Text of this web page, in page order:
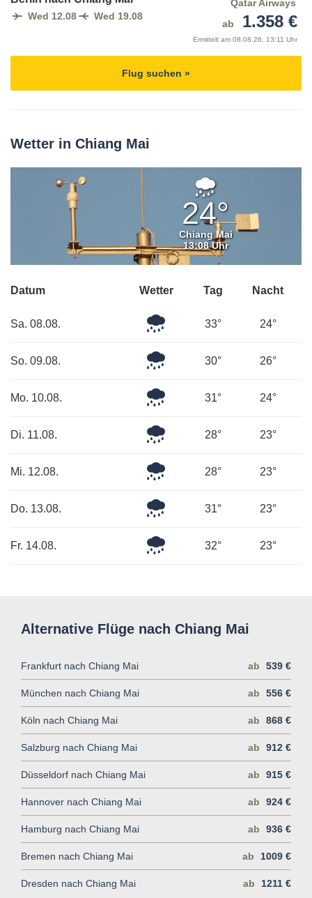
Wed 12.08 Wed 19.08
Qatar Airways
ab
1.358 €
Ermittelt am 08.08.26, 13:11 Uhr
Flug suchen »
Wetter in Chiang Mai
Mäßiger
Regen
24°
Chiang Mai
13:08 Uhr
Datum Wetter Tag Nacht
Sa. 08.08.
Mäßiger33° 24°
So. 09.08.
Mäßiger30° 26°
Mo. 10.08. 31° 24°
Di. 11.08.
Mäßiger28° 23°
Mi. 12.08.
Mäßiger28° 23°
Do. 13.08. 31° 23°
Fr. 14.08.
Mäßiger32° 23°
Alternative Flüge nach Chiang Mai
Frankfurt nach Chiang Mai ab 539 €
München nach Chiang Mai ab 556 €
Köln nach Chiang Mai ab 868 €
Salzburg nach Chiang Mai ab 912 €
Düsseldorf nach Chiang Mai ab 915 €
Hannover nach Chiang Mai ab 924 €
Hamburg nach Chiang Mai ab 936 €
Bremen nach Chiang Mai ab 1009 €
Dresden nach Chiang Mai ab 1211 €